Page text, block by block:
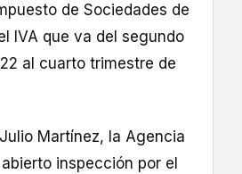
de Sociedades de
IVA que va del segundo
al cuarto trimestre de
Martínez, la Agencia
inspección por el